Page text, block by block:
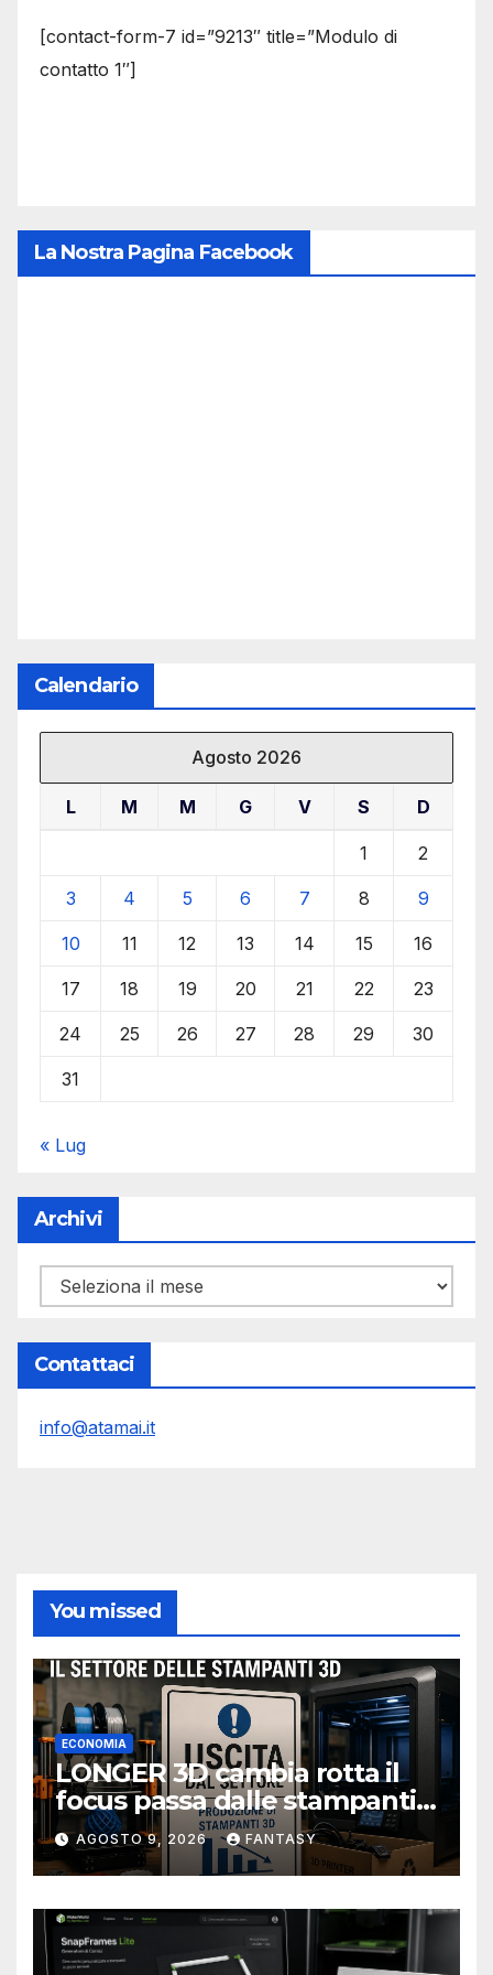
[contact-form-7 id=”9213″ title=”Modulo di
contatto 1″]
La Nostra Pagina Facebook
Calendario
Agosto 2026
L M M G V S D
1 2
3 4 5 6 7 8 9
10 11 12 13 14 15 16
17 18 19 20 21 22 23
24 25 26 27 28 29 30
31
« Lug
Archivi
Archivi
Contattaci
info@atamai.it
You missed
ECONOMIA
LONGER 3D cambia rotta il
focus passa dalle stampanti
3D alla stampa UV?
AGOSTO 9, 2026 FANTASY